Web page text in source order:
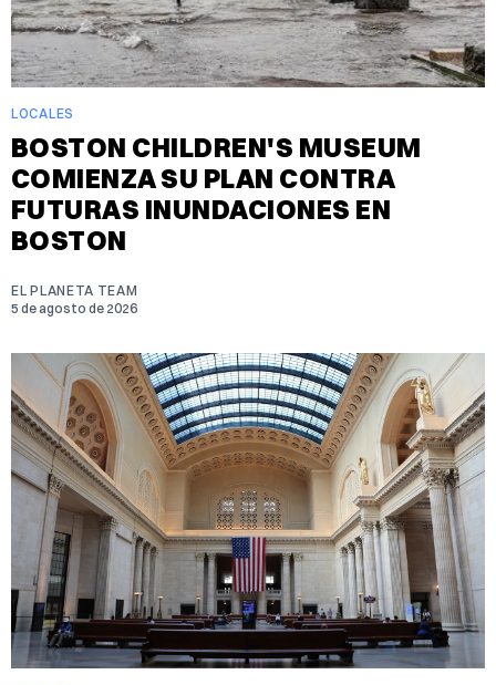
LOCALES
BOSTON CHILDREN'S MUSEUM
COMIENZA SU PLAN CONTRA
FUTURAS INUNDACIONES EN
BOSTON
EL PLANETA TEAM
5 de agosto de 2026